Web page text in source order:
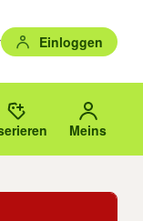
Einloggen
mit den
PLZ. Meins